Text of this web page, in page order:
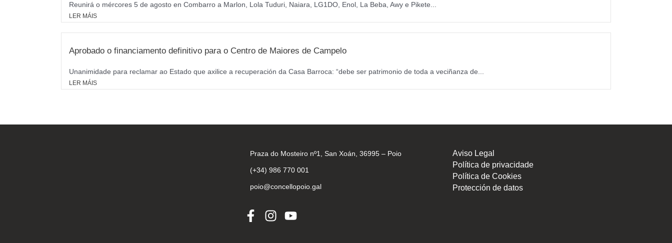
Reunirá o mércores 5 de agosto en Combarro a Marlon, Lola Tuduri, Naiara, LG1DO, Enol, La Beba, Awy e Pikete...
LER MÁIS
Aprobado o financiamento definitivo para o Centro de Maiores de Campelo
Unanimidade para reclamar ao Estado que axilice a recuperación da Casa Barroca: “debe ser patrimonio de toda a veciñanza de...
LER MÁIS
Praza do Mosteiro nº1, San Xoán, 36995 – Poio
(+34) 986 770 001
poio@concellopoio.gal
Aviso Legal
Política de privacidade
Política de Cookies
Protección de datos